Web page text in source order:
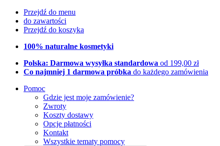
Przejdź do menu
do zawartości
Przejdź do koszyka
100% naturalne kosmetyki
Polska: Darmowa wysyłka standardowa od 199,00 zł
Co najmniej 1 darmowa próbka do każdego zamówienia
Pomoc
Gdzie jest moje zamówienie?
Zwroty
Koszty dostawy
Opcje płatności
Kontakt
Wszystkie tematy pomocy